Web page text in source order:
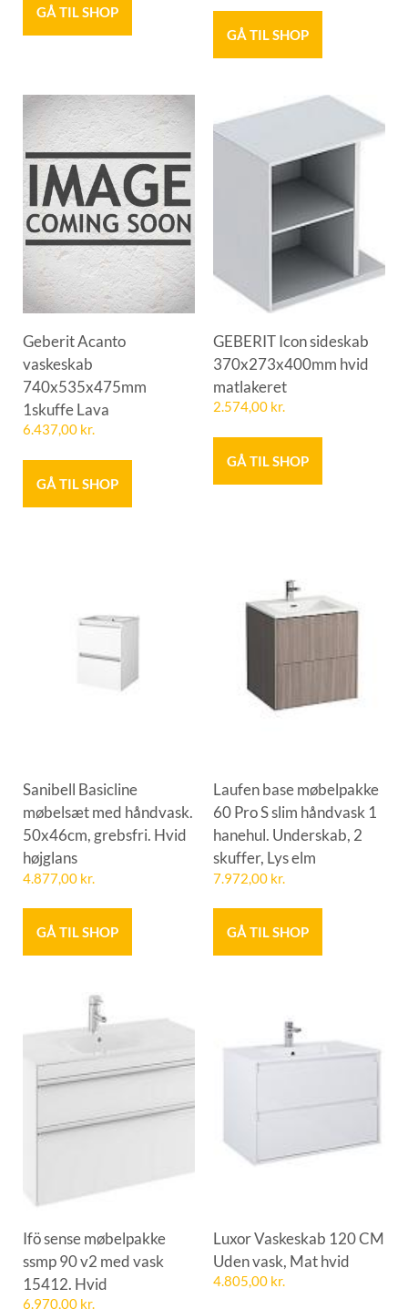
GÅ TIL SHOP
GÅ TIL SHOP
Geberit Acanto
vaskeskab
740x535x475mm
1skuffe Lava
6.437,00 kr.
GÅ TIL SHOP
GEBERIT Icon sideskab
370x273x400mm hvid
matlakeret
2.574,00 kr.
GÅ TIL SHOP
Sanibell Basicline
møbelsæt med håndvask.
50x46cm, grebsfri. Hvid
højglans
4.877,00 kr.
GÅ TIL SHOP
Laufen base møbelpakke
60 Pro S slim håndvask 1
hanehul. Underskab, 2
skuffer, Lys elm
7.972,00 kr.
GÅ TIL SHOP
Ifö sense møbelpakke
ssmp 90 v2 med vask
15412. Hvid
6.970,00 kr.
Luxor Vaskeskab 120 CM
Uden vask, Mat hvid
4.805,00 kr.